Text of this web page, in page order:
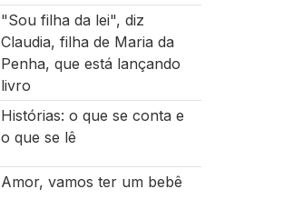
"Sou filha da lei", diz
Claudia, filha de Maria da
Penha, que está lançando
livro
Histórias: o que se conta e
o que se lê
Amor, vamos ter um bebê